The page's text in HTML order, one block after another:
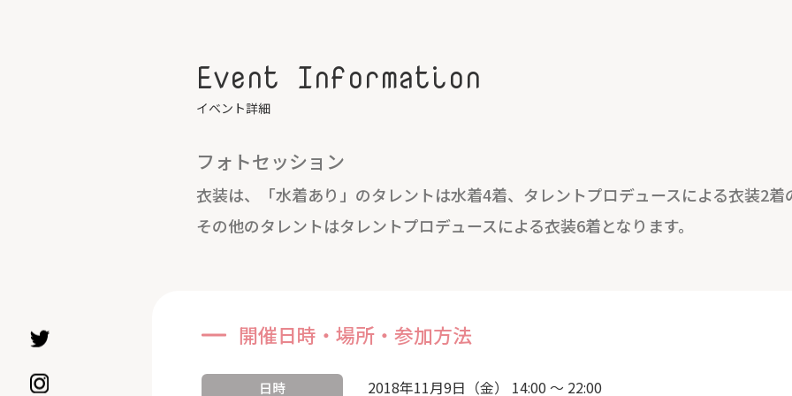
Event Information
イベント詳細
フォトセッション
衣装は、「水着あり」のタレントは水着4着、タレントプロデュースによる衣装2着
その他のタレントはタレントプロデュースによる衣装6着となります。
開催日時・場所・参加方法
日時
2018年11月9日（金） 14:00 ～ 22:00